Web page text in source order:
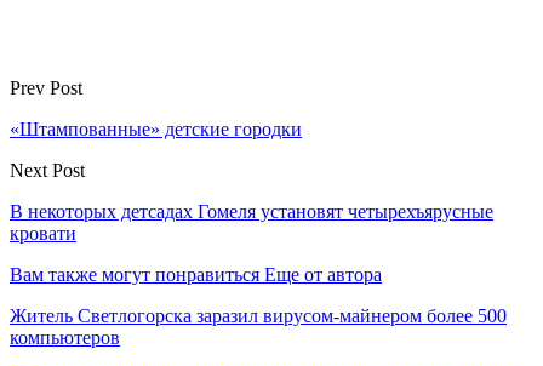
Prev Post
«Штампованные» детские городки
Next Post
В некоторых детсадах Гомеля установят четырехъярусные
кровати
Вам также могут понравиться Еще от автора
Житель Светлогорска заразил вирусом-майнером более 500
компьютеров